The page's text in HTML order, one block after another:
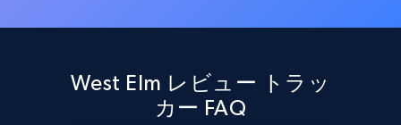
URL, Product id, Title, Product description,
Rating, Reviews count, Initial price, Discount,
West Elm レビュー トラッ
カー FAQ